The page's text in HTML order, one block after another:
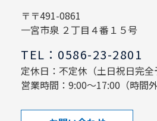
〒〒491-0861
一宮市泉 ２丁目４番１５号
TEL：0586-23-2801
定休日：不定休（土日祝日完全
営業時間：9:00～17:00（時間